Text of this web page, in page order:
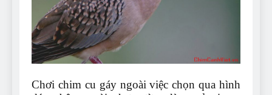
Can Bulldogs Play Fetch?
And How to Train Them!
7 Năm Ago
How Often Do I Need to
Chơi chim cu gáy ngoài việc chọn qua hình